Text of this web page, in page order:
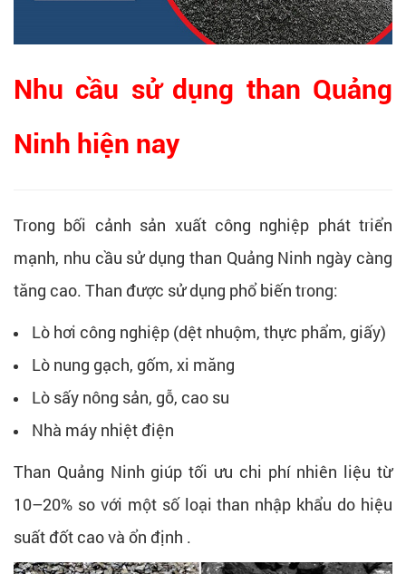
Nhu cầu sử dụng than Quảng
Ninh hiện nay
Trong bối cảnh sản xuất công nghiệp phát triển
mạnh, nhu cầu sử dụng than Quảng Ninh ngày càng
tăng cao. Than được sử dụng phổ biến trong:
Lò hơi công nghiệp (dệt nhuộm, thực phẩm, giấy)
Lò nung gạch, gốm, xi măng
Lò sấy nông sản, gỗ, cao su
Nhà máy nhiệt điện
Than Quảng Ninh giúp tối ưu chi phí nhiên liệu từ
10–20% so với một số loại than nhập khẩu do hiệu
suất đốt cao và ổn định .